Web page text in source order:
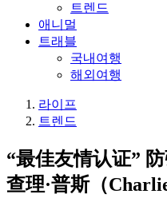
트렌드
애니멀
트래블
국내여행
해외여행
라이프
트렌드
“最佳友情认证”
查理·普斯（